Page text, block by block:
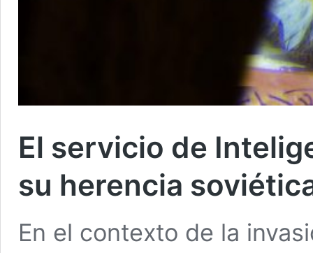
El servicio de
su herencia
En el contexto de la